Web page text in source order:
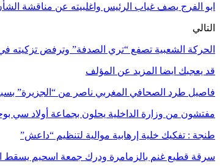
ابو الفرج يصف غياب الرئيس واغلبيته عن مناقشة
التالي
الحركة الشعبية تصفع “تري الصدفة” وترفض تزكيته في
قد يعجبك ايضا المزيد عن المؤلف
فاصيل طرد الصحافي المغربي ناصر من “الجزيرة”
مفتشون من وزارة الداخلية يحلون بجماعة أولاد سي
طنجة : تفكيك خلية إرهابية موالية لتنظيم “داعش”
سرقة قطيع غنم بالزمامرة ودرك جمعة اسحيم يسقط